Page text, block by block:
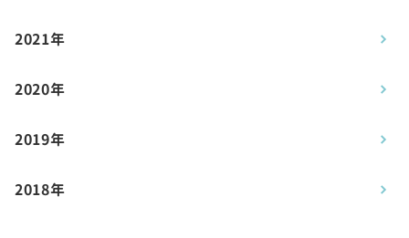
2021年
2020年
2019年
2018年